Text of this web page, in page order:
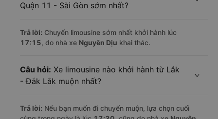
Quận 11 - Sài Gòn sớm nhất?
Trả lời: Chuyến limousine sớm nhất khởi hành lúc
17:15, do nhà xe Nguyên Dịu khai thác.
Câu hỏi: Xe limousine nào khởi hành từ Lắk
- Đắk Lắk muộn nhất?
Trả lời: Nếu bạn muốn đi chuyến muộn, lựa chọn cuối